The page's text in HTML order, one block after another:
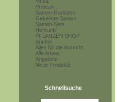
Proteen
Samen-Raritäten
Gekeimte Samen
Samen-Sets
Herkunft
PFLANZEN SHOP
Bücher
Alles für die Anzucht
Alle Artikel
Angebote
Neue Produkte
Schnellsuche